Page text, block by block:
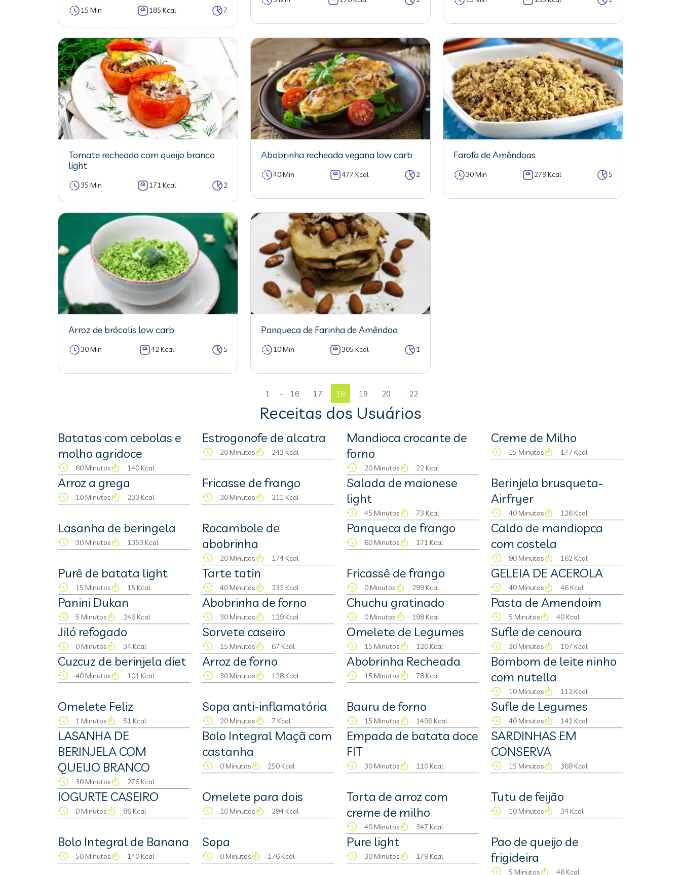
15 Min 185 Kcal 7
Tomate recheado com queijo branco
light
35 Min 171 Kcal 2
Abobrinha recheada vegana low carb
40 Min 477 Kcal 2
Farofa de Amêndoas
30 Min 279 Kcal 5
Arroz de brócolis low carb
30 Min 42 Kcal 5
Panqueca de Farinha de Amêndoa
10 Min 305 Kcal 1
1 ... 16 17 18 19 20 ... 22
Receitas dos Usuários
Batatas com cebolas e
molho agridoce
60 Minutos 140 Kcal
Estrogonofe de alcatra
20 Minutos 243 Kcal
Mandioca crocante de
forno
20 Minutos 22 Kcal
Creme de Milho
15 Minutos 177 Kcal
Arroz a grega
10 Minutos 233 Kcal
Fricasse de frango
30 Minutos 211 Kcal
Salada de maionese
light
45 Minutos 73 Kcal
Berinjela brusqueta-
Airfryer
40 Minutos 126 Kcal
Lasanha de beringela
30 Minutos 1353 Kcal
Rocambole de
abobrinha
20 Minutos 174 Kcal
Panqueca de frango
60 Minutos 171 Kcal
Caldo de mandiopca
com costela
90 Minutos 162 Kcal
Purê de batata light
15 Minutos 15 Kcal
Tarte tatin
40 Minutos 232 Kcal
Fricassê de frango
0 Minutos 299 Kcal
GELEIA DE ACEROLA
40 Minutos 46 Kcal
Panini Dukan
5 Minutos 246 Kcal
Abobrinha de forno
30 Minutos 129 Kcal
Chuchu gratinado
0 Minutos 198 Kcal
Pasta de Amendoim
5 Minutos 40 Kcal
Jiló refogado
0 Minutos 34 Kcal
Sorvete caseiro
15 Minutos 67 Kcal
Omelete de Legumes
15 Minutos 120 Kcal
Sufle de cenoura
20 Minutos 107 Kcal
Cuzcuz de berinjela diet
40 Minutos 101 Kcal
Arroz de forno
30 Minutos 128 Kcal
Abobrinha Recheada
15 Minutos 78 Kcal
Bombom de leite ninho
com nutella
10 Minutos 112 Kcal
Omelete Feliz
1 Minutos 51 Kcal
Sopa anti-inflamatória
20 Minutos 7 Kcal
Bauru de forno
15 Minutos 1496 Kcal
Sufle de Legumes
40 Minutos 142 Kcal
LASANHA DE
BERINJELA COM
QUEIJO BRANCO
30 Minutos 276 Kcal
Bolo Integral Maçã com
castanha
0 Minutos 250 Kcal
Empada de batata doce
FIT
30 Minutos 110 Kcal
SARDINHAS EM
CONSERVA
15 Minutos 369 Kcal
IOGURTE CASEIRO
0 Minutos 86 Kcal
Omelete para dois
10 Minutos 294 Kcal
Torta de arroz com
creme de milho
40 Minutos 347 Kcal
Tutu de feijão
10 Minutos 34 Kcal
Bolo Integral de Banana
50 Minutos 140 Kcal
Sopa
0 Minutos 176 Kcal
Pure light
30 Minutos 179 Kcal
Pao de queijo de
frigideira
5 Minutos 46 Kcal